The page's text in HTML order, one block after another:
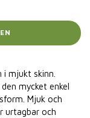
i mjukt skinn.
mycket enkel
Mjuk och
urtagbar och